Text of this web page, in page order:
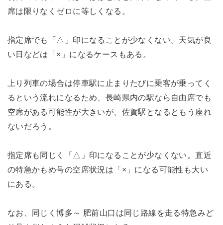
席は限りなくゼロに等しくなる。
指定席でも「△」印になることが少なくない。天気が良
い日などは「×」になるケースもある。
上り列車の場合は停車駅に止まりたびに乗客が乗ってく
るという流れになるため、長崎県内の駅なら自由席でも
空席がある可能性が大きいが、佐賀駅となるともう座れ
ないだろう。
指定席も同じく「△」印になることが少なくない。直近
の特急かもめ号の空席状況は「×」になる可能性も大い
にある。
なお、同じく博多～ 肥前山口は同じ路線を走る特急みど